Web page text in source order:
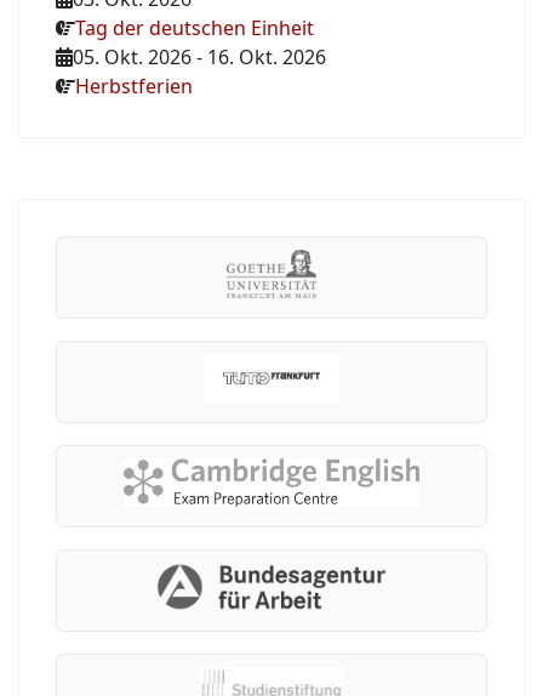
Tag der deutschen Einheit
05. Okt. 2026- 16. Okt. 2026
Herbstferien